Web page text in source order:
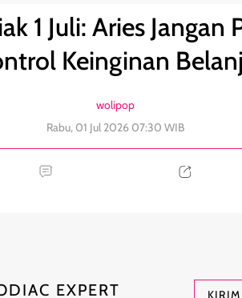
1 Juli: Aries Jangan
Keinginan
wolipop
Rabu, 01 Jul 2026 07:30 WIB
EXPERT